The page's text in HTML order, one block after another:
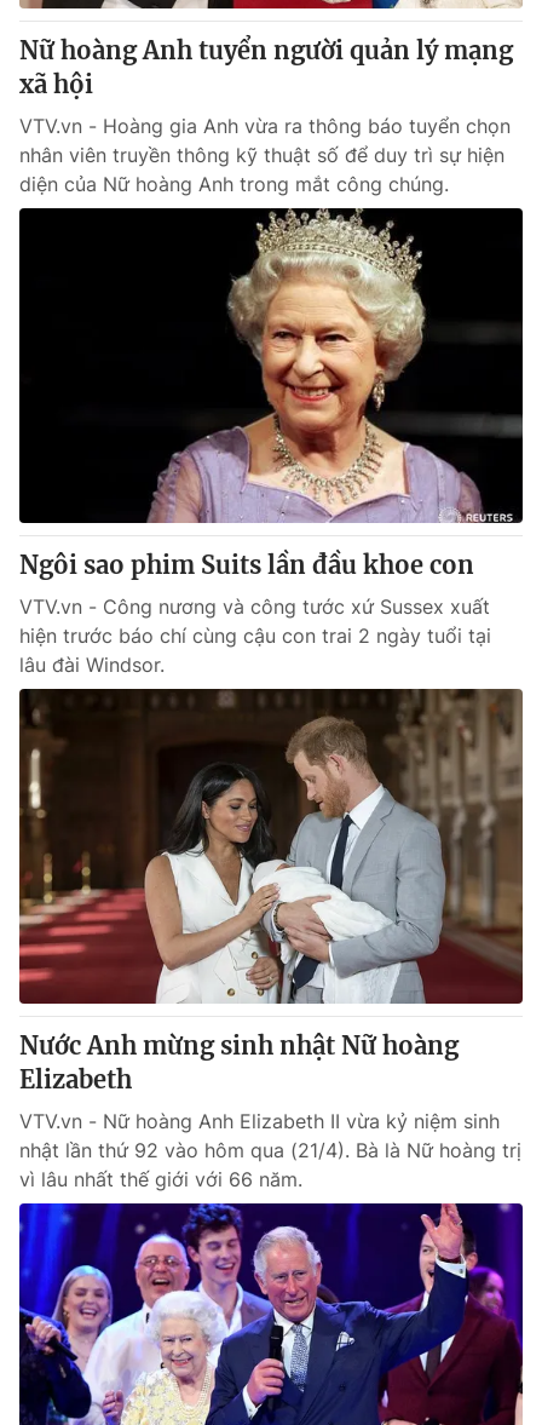
Nữ hoàng Anh tuyển người quản lý mạng
xã hội
VTV.vn - Hoàng gia Anh vừa ra thông báo tuyển chọn
nhân viên truyền thông kỹ thuật số để duy trì sự hiện
diện của Nữ hoàng Anh trong mắt công chúng.
Ngôi sao phim Suits lần đầu khoe con
VTV.vn - Công nương và công tước xứ Sussex xuất
hiện trước báo chí cùng cậu con trai 2 ngày tuổi tại
lâu đài Windsor.
Nước Anh mừng sinh nhật Nữ hoàng
Elizabeth
VTV.vn - Nữ hoàng Anh Elizabeth II vừa kỷ niệm sinh
nhật lần thứ 92 vào hôm qua (21/4). Bà là Nữ hoàng trị
vì lâu nhất thế giới với 66 năm.